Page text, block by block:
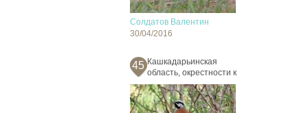
Солдатов Валентин
30/04/2016
45 Кашкадарьинская
область, окрестности к